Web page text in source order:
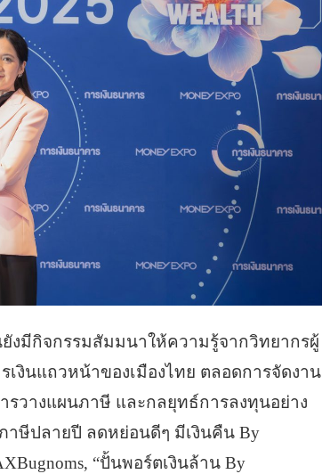
งมีกิจกรรมสัมมนาให้ความรู้จากวิทยากรผู้
งินแถวหน้าของเมืองไทย ตลอดการจัดงาน
รวางแผนภาษี และกลยุทธ์การลงทุนอย่าง
ษีปลายปี ลดหย่อนดีๆ มีเงินคืน By
“ปั้นพอร์ตเงินล้าน By